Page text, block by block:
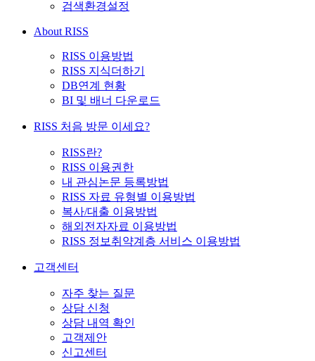
검색환경설정
About RISS
RISS 이용방법
RISS 지식더하기
DB연계 현황
BI 및 배너 다운로드
RISS 처음 방문 이세요?
RISS란?
RISS 이용권한
내 관심논문 등록방법
RISS 자료 유형별 이용방법
복사/대출 이용방법
해외전자자료 이용방법
RISS 정보취약계층 서비스 이용방법
고객센터
자주 찾는 질문
상담 신청
상담 내역 확인
고객제안
신고센터